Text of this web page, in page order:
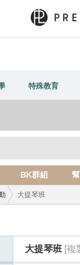
特殊教育
BK群組
大提琴班
大提琴班 [複